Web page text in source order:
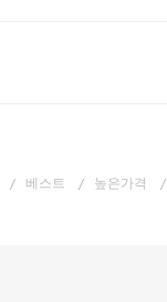
베스트 높은가격